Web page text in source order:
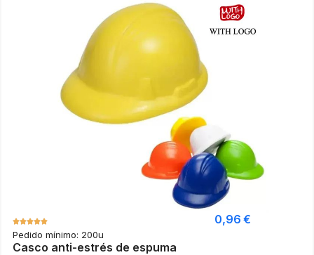
Pedido mínimo: 200u
Casco anti-estrés de espuma
0,96€